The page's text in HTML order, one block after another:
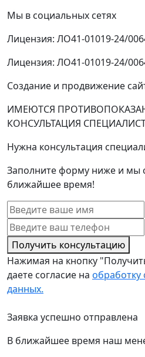
Мы в социальных сетях
Лицензия: ЛО41-01019-24/
Лицензия: ЛО41-01019-24/
Создание и продвижение
ИМЕЮТСЯ
КОНСУЛЬТАЦИЯ
Нужна консультация
Заполните форму ниже и мы
ближайшее время!
Получить консультацию
Нажимая на кнопку
даете согласие на обработку
данных.
Заявка успешно отправлена
В ближайшее время наш